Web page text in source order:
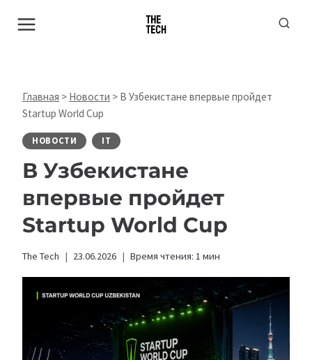
Главная > Новости > В Узбекистане впервые пройдет
Startup World Cup
НОВОСТИ IT
В Узбекистане
впервые пройдет
Startup World Cup
The Tech 23.06.2026 Время чтения: 1 мин